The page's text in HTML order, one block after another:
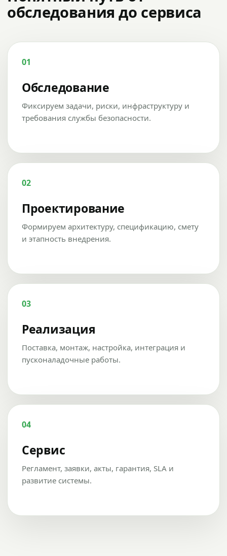
обследования до сервиса
01
Обследование
Фиксируем задачи, риски, инфраструктуру и
требования службы безопасности.
02
Проектирование
Формируем архитектуру, спецификацию, смету
и этапность внедрения.
03
Реализация
Поставка, монтаж, настройка, интеграция и
пусконаладочные работы.
04
Сервис
Регламент, заявки, акты, гарантия, SLA и
развитие системы.